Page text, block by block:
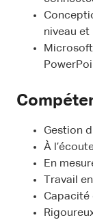
niveau et
Gestion
À
En
Travail
Capacité